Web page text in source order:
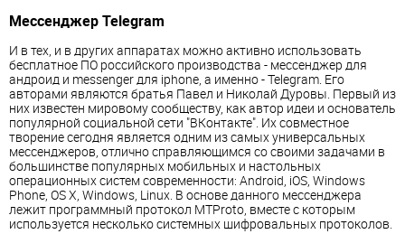
Мессенджер Telegram
И в тех, и в других аппаратах можно активно использовать
бесплатное ПО российского производства - мессенджер для
андроид и messenger для iphone, а именно - Telegram. Его
авторами являются братья Павел и Николай Дуровы. Первый из
них известен мировому сообществу, как автор идеи и основатель
популярной социальной сети "ВКонтакте". Их совместное
творение сегодня является одним из самых универсальных
мессенджеров, отлично справляющимся со своими задачами в
большинстве популярных мобильных и настольных
операционных систем современности: Android, iOS, Windows
Phone, OS X, Windows, Linux. В основе данного мессенджера
лежит программный протокол MTProto, вместе с которым
используется несколько системных шифровальных протоколов.